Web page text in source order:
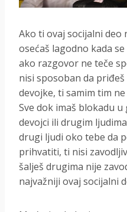
Ako ti ovaj socijalni deo
osećaš lagodno kada
ako razgovor ne teče
nisi sposoban da
devojke, ti samim tim
Sve dok imaš blokadu
devojci ili drugim
drugi ljudi oko tebe da
prihvatiti, ti nisi
šalješ drugima nije
najvažniji ovaj socijalni